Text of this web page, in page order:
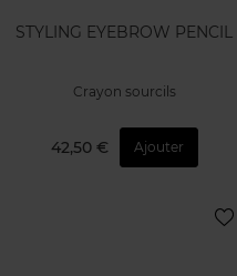
STYLING EYEBROW PENCIL
Crayon sourcils
42,50 € Ajouter